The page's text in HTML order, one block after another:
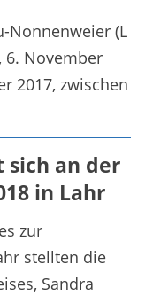
Nonnenweier (L
6. November
2017, zwischen
an der
in Lahr
zur
stellten die
Sandra